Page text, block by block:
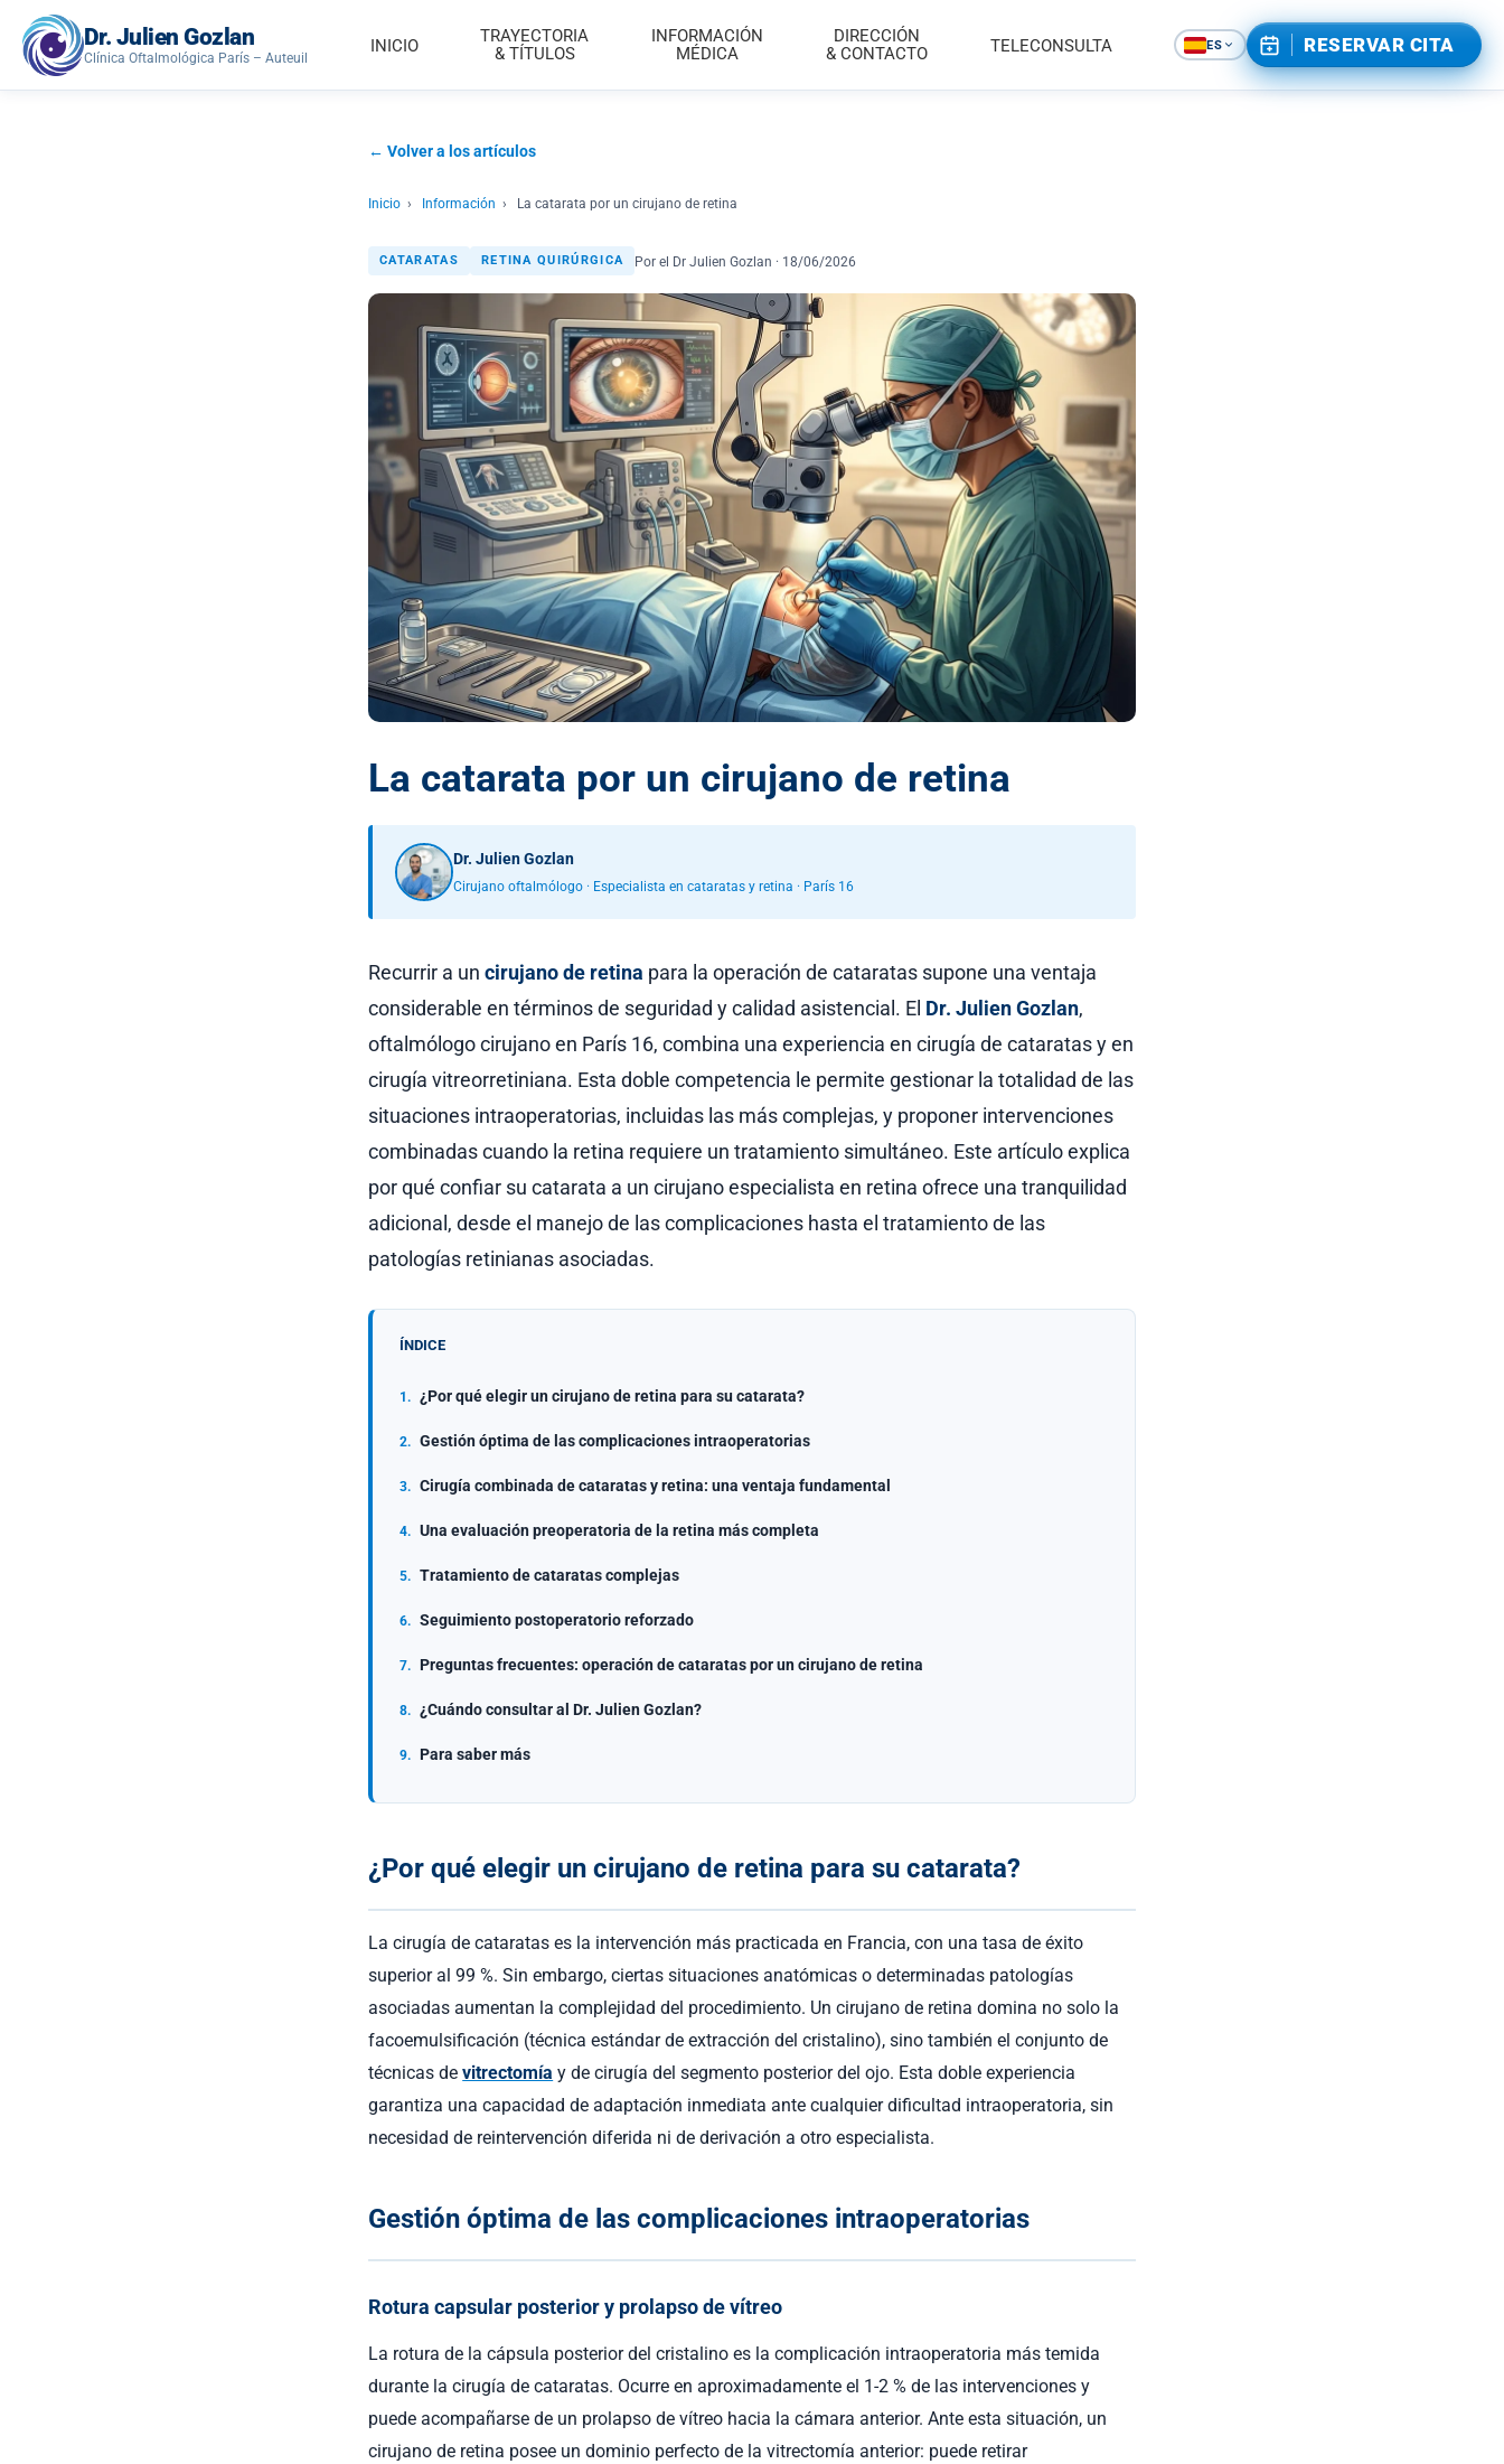
Dr. Julien Gozlan
Clínica Oftalmológica París – Auteuil
INICIO
TRAYECTORIA
& TÍTULOS
INFORMACIÓN
MÉDICA
DIRECCIÓN
& CONTACTO
TELECONSULTA ES RESERVAR CITA
← Volver a los artículos
Inicio › Información › La catarata por un cirujano de retina
CATARATAS RETINA QUIRÚRGICA Por el Dr Julien Gozlan · 18/06/2026
La catarata por un cirujano de retina
Dr. Julien Gozlan
Cirujano oftalmólogo · Especialista en cataratas y retina · París 16
Recurrir a uncirujano de retina para la operación de cataratas supone una ventaja
considerable en términos de seguridad y calidad asistencial. El Dr. Julien Gozlan,
oftalmólogo cirujano en París 16, combina una experiencia en cirugía de cataratas y en
cirugía vitreorretiniana. Esta doble competencia le permite gestionar la totalidad de las
situaciones intraoperatorias, incluidas las más complejas, y proponer intervenciones
combinadas cuando la retina requiere un tratamiento simultáneo. Este artículo explica
por qué confiar su catarata a un cirujano especialista en retina ofrece una tranquilidad
adicional, desde el manejo de las complicaciones hasta el tratamiento de las
patologías retinianas asociadas.
ÍNDICE
¿Por qué elegir un cirujano de retina para su catarata?
Gestión óptima de las complicaciones intraoperatorias
Cirugía combinada de cataratas y retina: una ventaja fundamental
Una evaluación preoperatoria de la retina más completa
Tratamiento de cataratas complejas
Seguimiento postoperatorio reforzado
Preguntas frecuentes: operación de cataratas por un cirujano de retina
¿Cuándo consultar al Dr. Julien Gozlan?
Para saber más
¿Por qué elegir un cirujano de retina para su catarata?
La cirugía de cataratas es la intervención más practicada en Francia, con una tasa de éxito
superior al 99 %. Sin embargo, ciertas situaciones anatómicas o determinadas patologías
asociadas aumentan la complejidad del procedimiento. Un cirujano de retina domina no solo la
facoemulsificación (técnica estándar de extracción del cristalino), sino también el conjunto de
técnicas devitrectomía y de cirugía del segmento posterior del ojo. Esta doble experiencia
garantiza una capacidad de adaptación inmediata ante cualquier dificultad intraoperatoria, sin
necesidad de reintervención diferida ni de derivación a otro especialista.
Gestión óptima de las complicaciones intraoperatorias
Rotura capsular posterior y prolapso de vítreo
La rotura de la cápsula posterior del cristalino es la complicación intraoperatoria más temida
durante la cirugía de cataratas. Ocurre en aproximadamente el 1-2 % de las intervenciones y
puede acompañarse de un prolapso de vítreo hacia la cámara anterior. Ante esta situación, un
cirujano de retina posee un dominio perfecto de la vitrectomía anterior: puede retirar